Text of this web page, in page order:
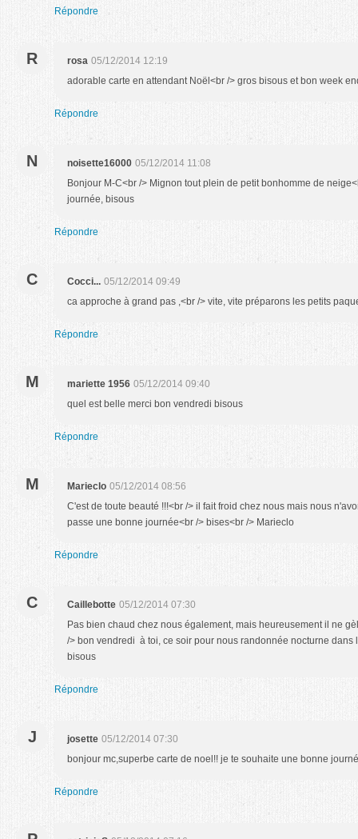
Répondre
R rosa 05/12/2014 12:19
adorable carte en attendant Noël<br /> gros bisous et bon week
Répondre
N noisette16000 05/12/2014 11:08
Bonjour M-C<br /> Mignon tout plein de petit bonhomme de
journée, bisous
Répondre
C Cocci... 05/12/2014 09:49
ca approche à grand pas ,<br /> vite, vite préparons les petits
Répondre
M mariette 1956 05/12/2014 09:40
quel est belle merci bon vendredi bisous
Répondre
M Marieclo 05/12/2014 08:56
C'est de toute beauté !!!<br /> il fait froid chez nous mais nous
passe une bonne journée<br /> bises<br /> Marieclo
Répondre
C Caillebotte 05/12/2014 07:30
Pas bien chaud chez nous également, mais heureusement il ne
/> bon vendredi à toi, ce soir pour nous randonnée nocturne dans
bisous
Répondre
J josette 05/12/2014 07:30
bonjour mc,superbe carte de noel!! je te souhaite une bonne
Répondre